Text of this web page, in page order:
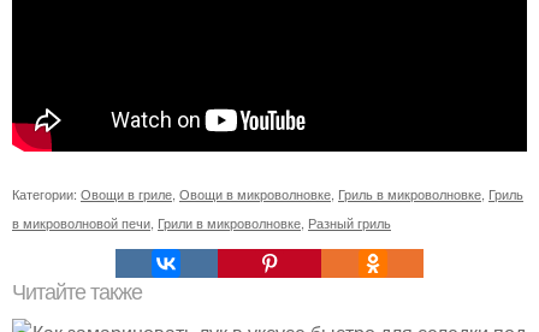
Категории: Овощи в гриле Овощи в микроволновке Гриль в микроволновке Гриль
в микроволновой печи Грили в микроволновке Разный гриль
Читайте также